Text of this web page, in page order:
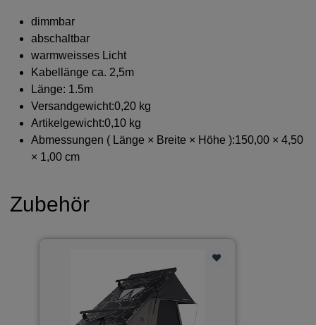
dimmbar
abschaltbar
warmweisses Licht
Kabellänge ca. 2,5m
Länge: 1.5m
Versandgewicht:0,20 kg
Artikelgewicht:0,10 kg
Abmessungen ( Länge × Breite × Höhe ):150,00 × 4,50
× 1,00 cm
Zubehör